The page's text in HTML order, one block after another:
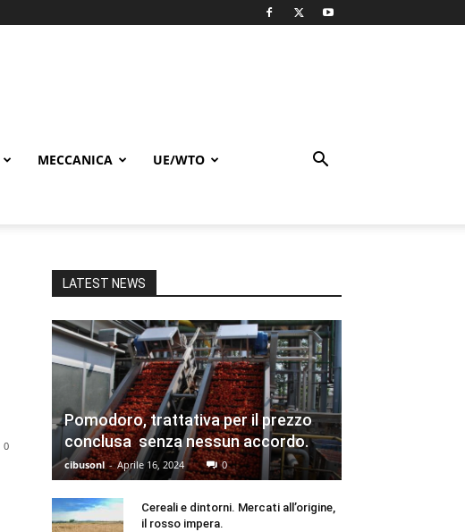
MECCANICA UE/WTO
0
LATEST NEWS
Pomodoro, trattativa per il prezzo
conclusa senza nessun accordo.
cibusonl - Aprile 16, 2024 0
Cereali e dintorni. Mercati all’origine,
il rosso impera.